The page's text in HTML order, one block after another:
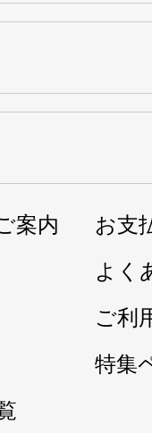
案内
お支
よく
ご利
特集